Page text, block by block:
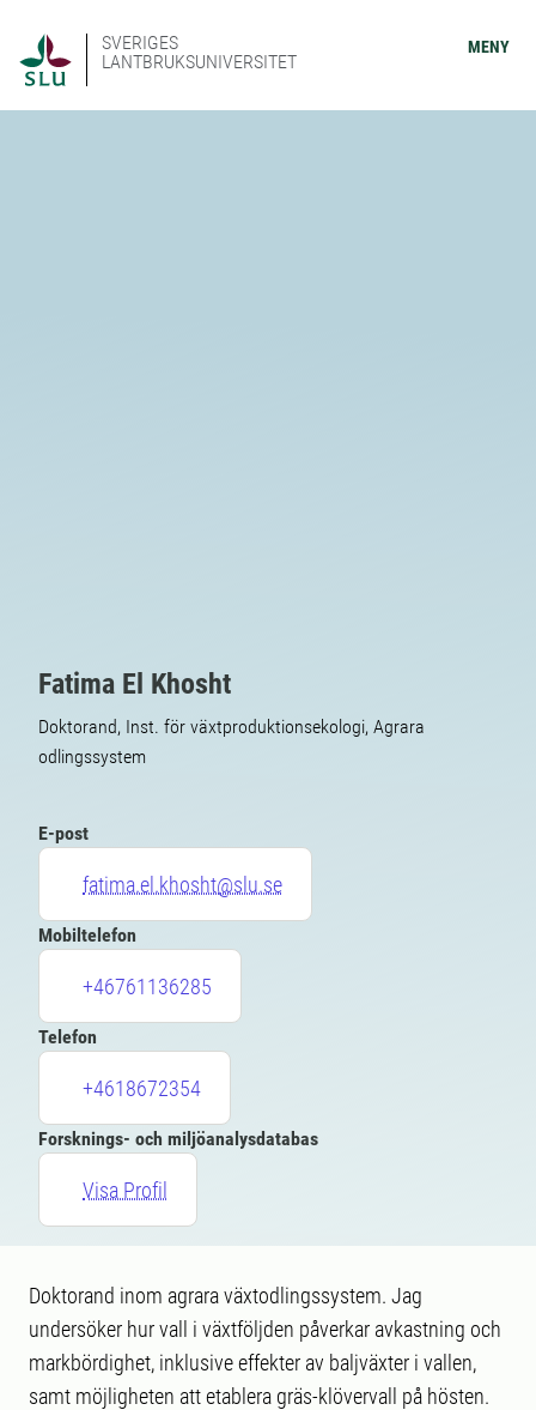
SVERIGES
LANTBRUKSUNIVERSITET
MENY
Fatima El Khosht
Doktorand, Inst. för växtproduktionsekologi, Agrara
odlingssystem
E-post
fatima.el.khosht@slu.se
Mobiltelefon
+46761136285
Telefon
+4618672354
Forsknings- och miljöanalysdatabas
Visa Profil
Doktorand inom agrara växtodlingssystem. Jag
undersöker hur vall i växtföljden påverkar avkastning och
markbördighet, inklusive effekter av baljväxter i vallen,
samt möjligheten att etablera gräs-klövervall på hösten.